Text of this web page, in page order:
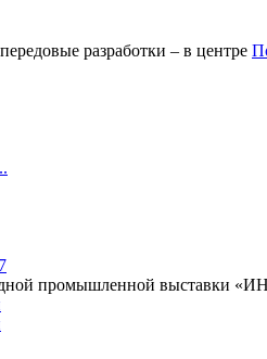
разработки – в центре
промышленной выставки